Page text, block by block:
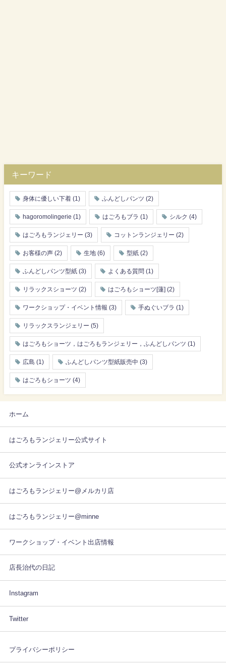
キーワード
身体に優しい下着 (1) ふんどしパンツ (2)
hagoromolingerie (1) はごろもブラ (1) シルク (4)
はごろもランジェリー (3) コットンランジェリー (2)
お客様の声 (2) 生地 (6) 型紙 (2)
ふんどしパンツ型紙 (3) よくある質問 (1)
リラックスショーツ (2) はごろもショーツ[蓮] (2)
ワークショップ・イベント情報 (3) 手ぬぐいブラ (1)
リラックスランジェリー (5)
はごろもショーツ，はごろもランジェリー，ふんどしパンツ (1)
広島 (1) ふんどしパンツ型紙販売中 (3)
はごろもショーツ (4)
ホーム
はごろもランジェリー公式サイト
公式オンラインストア
はごろもランジェリー@メルカリ店
はごろもランジェリー@minne
ワークショップ・イベント出店情報
店長治代の日記
Instagram
Twitter
プライバシーポリシー